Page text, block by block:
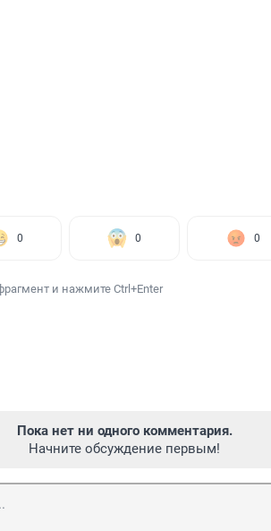
0 0 0
и нажмите Ctrl+Enter
Пока нет ни одного комментария.
Начните обсуждение первым!